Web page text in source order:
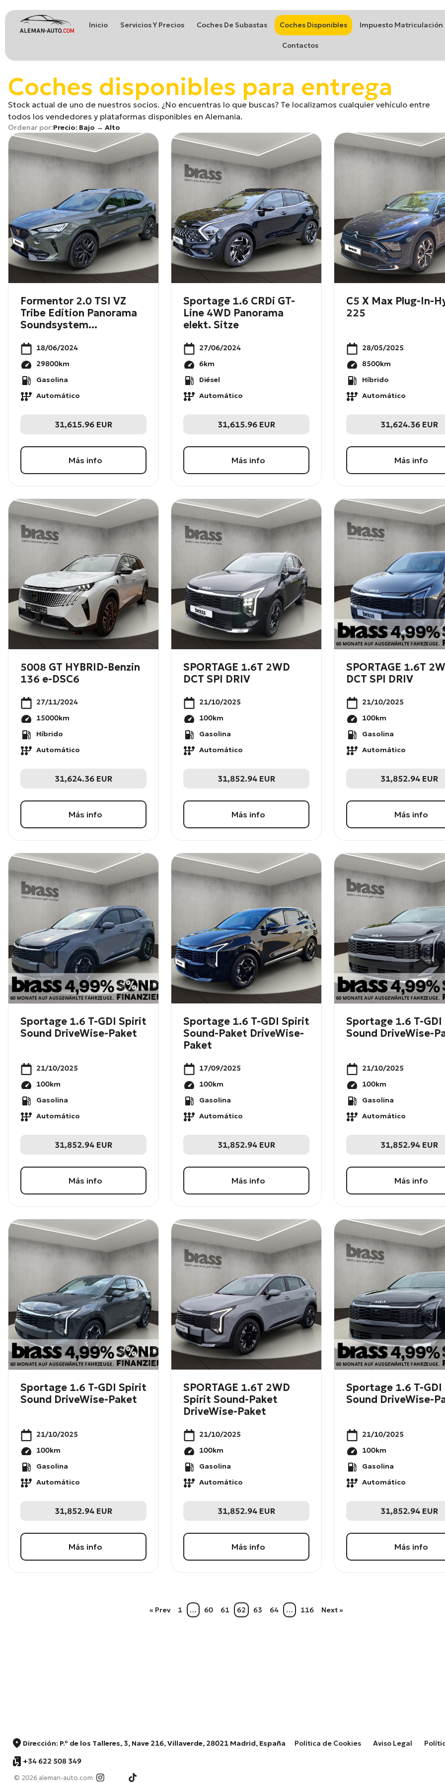
Inicio Servicios Y Precios Coches De Subastas Coches Disponibles Impuesto Matriculación
Contactos
Coches disponibles para entrega
Stock actual de uno de nuestros socios. ¿No encuentras lo que buscas? Te localizamos cualquier vehículo entre
todos los vendedores y plataformas disponibles en Alemania.
Ordenar por:
Formentor 2.0 TSI VZ
Tribe Edition Panorama
Soundsystem...
18/06/2024
29800km
Gasolina
Automático
31,615.96 EUR
Más info
Sportage 1.6 CRDi GT-
Line 4WD Panorama
elekt. Sitze
27/06/2024
6km
Diésel
Automático
31,615.96 EUR
Más info
C5 X Max Plug-In-
225
28/05/2025
8500km
Híbrido
Automático
31,624.36 EUR
Más info
5008 GT HYBRID-Benzin
136 e-DSC6
27/11/2024
15000km
Híbrido
Automático
31,624.36 EUR
Más info
SPORTAGE 1.6T 2WD
DCT SPI DRIV
21/10/2025
100km
Gasolina
Automático
31,852.94 EUR
Más info
SPORTAGE 1.6T
DCT SPI DRIV
21/10/2025
100km
Gasolina
Automático
31,852.94 EUR
Más info
Sportage 1.6 T-GDI Spirit
Sound DriveWise-Paket
21/10/2025
100km
Gasolina
Automático
31,852.94 EUR
Más info
Sportage 1.6 T-GDI Spirit
Sound-Paket DriveWise-
Paket
17/09/2025
100km
Gasolina
Automático
31,852.94 EUR
Más info
Sportage 1.6 T-
Sound DriveWise-
21/10/2025
100km
Gasolina
Automático
31,852.94 EUR
Más info
Sportage 1.6 T-GDI Spirit
Sound DriveWise-Paket
21/10/2025
100km
Gasolina
Automático
31,852.94 EUR
Más info
SPORTAGE 1.6T 2WD
Spirit Sound-Paket
DriveWise-Paket
21/10/2025
100km
Gasolina
Automático
31,852.94 EUR
Más info
Sportage 1.6 T-
Sound DriveWise-
21/10/2025
100km
Gasolina
Automático
31,852.94 EUR
Más info
« Prev 1 … 60 61 62 63 64 … 116 Next »
Dirección: P.º de los Talleres, 3, Nave 216, Villaverde, 28021 Madrid, España
+34 622 508 349
Política de Cookies Aviso Legal
© 2026 aleman-auto.com